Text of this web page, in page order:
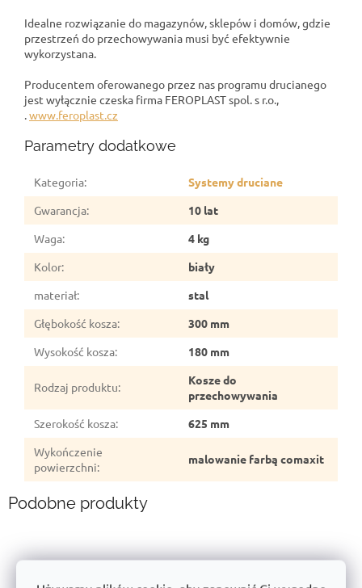
Idealne rozwiązanie do magazynów, sklepów i domów, gdzie
przestrzeń do przechowywania musi być efektywnie
wykorzystana.
Producentem oferowanego przez nas programu drucianego
jest wyłącznie czeska firma FEROPLAST spol. s r.o.,
.www.feroplast.cz
Parametry dodatkowe
Kategoria:
Systemy druciane
Gwarancja:
10 lat
Waga:
4 kg
Kolor:
biały
materiał:
stal
Głębokość kosza:
300 mm
Wysokość kosza: 180 mm
Rodzaj produktu:
Kosze do
przechowywania
Szerokość kosza:
625 mm
Wykończenie
powierzchni:
malowanie farbą comaxit
Podobne produkty